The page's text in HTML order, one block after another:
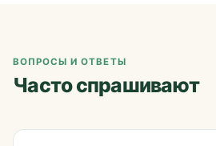
ВОПРОСЫ И ОТВЕТЫ
Часто спрашивают